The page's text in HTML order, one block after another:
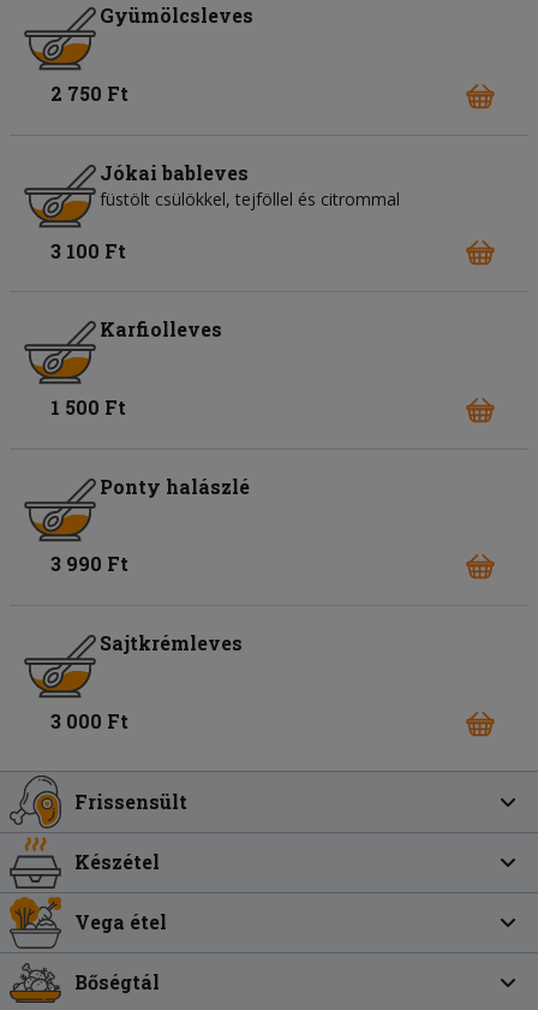
Gyümölcsleves
2 750 Ft
Jókai bableves
füstölt csülökkel, tejföllel és citrommal
3 100 Ft
Karfiolleves
1 500 Ft
Ponty halászlé
3 990 Ft
Sajtkrémleves
3 000 Ft
Frissensült
Készétel
Vega étel
Bőségtál